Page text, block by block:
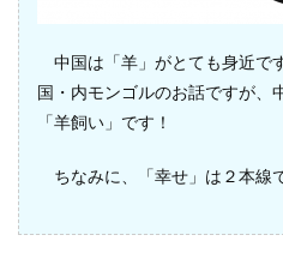
中国は「羊」がとても身近で
国・内モンゴルのお話ですが、
「羊飼い」です！
ちなみに、「幸せ」は２本線